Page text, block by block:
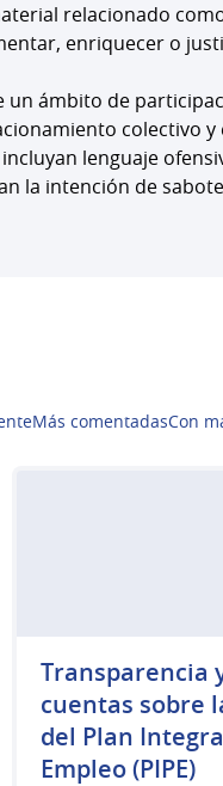
relacionado
enriquecer o
ámbito de
colectivo y
lenguaje
la intención de
Más comentadasCon
Transparencia
cuentas sobre
del Plan
Empleo (PIPE)